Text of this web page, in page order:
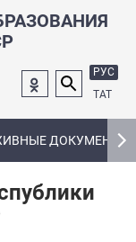
РУС
ТАТ
ДОКУМЕНТЫ